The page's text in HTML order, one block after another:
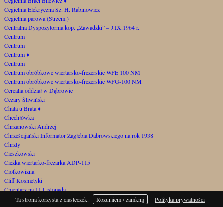
Cegielnia Elekryczna Sz. H. Rabinowicz
Cegielnia parowa (Strzem.)
Centralna Dyspozytornia kop. „Zawadzki” – 9.IX.1964 r.
Centrum
Centrum
Centrum♦
Centrum
Centrum obróbkowe wiertarsko-frezerskie WFE 100 NM
Centrum obróbkowe wiertarsko-frezerskie WFG-100 NM
Cerealia oddział w Dąbrowie
Cezary Śliwiński
Chata u Brata♦
Chechłówka
Chrzanowski Andrzej
Chrześcijański Informator Zagłębia Dąbrowskiego na rok 1938
Chrzty
Cieszkowski
Ciężka wiertarko-frezarka ADP-115
Ciołkowizna
Cliff Kosmetyki
Cmentarz na 11 Listopada
Cmentarz na Górce Gołonoskiej
Ta strona korzysta z ciasteczek. Rozumiem / zamknij Polityka prywatności